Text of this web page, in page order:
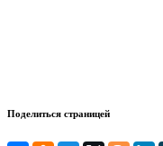
Поделиться страницей